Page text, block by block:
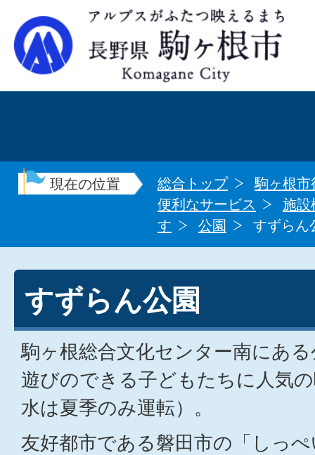
現在の位置 総合トップ
駒ヶ根市
便利なサービス
施設
す
公園 すずらん
すずらん公園
駒ヶ根総合文化センター南にあ
遊びのできる子どもたちに人気
水は夏季のみ運転）。
友好都市である磐田市の「しっ